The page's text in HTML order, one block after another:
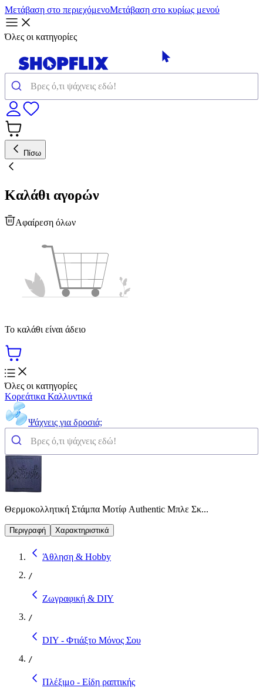
Μετάβαση στο περιεχόμενοΜετάβαση στο κυρίως μενού
Όλες οι κατηγορίες
Πίσω
Καλάθι αγορών
Αφαίρεση όλων
Το καλάθι είναι άδειο
Όλες οι κατηγορίες
Κορεάτικα Καλλυντικά
Ψάχνεις για δροσιά;
Θερμοκολλητική Στάμπα Μοτίφ Authentic Μπλε Σκ...
Περιγραφή Χαρακτηριστικά
Άθληση & Hobby
/
Ζωγραφική & DIY
/
DIY - Φτιάξτο Μόνος Σου
/
Πλέξιμο - Είδη ραπτικής